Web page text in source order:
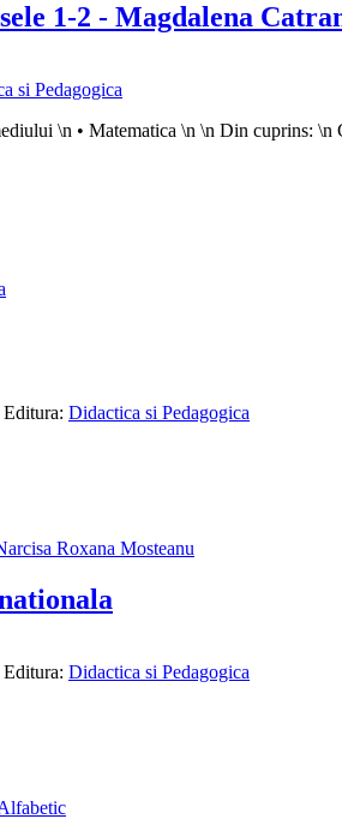
1-2 - Magdalena
si Pedagogica
\n • Matematica \n \n Din cuprins:
Didactica si Pedagogica
Didactica si Pedagogica